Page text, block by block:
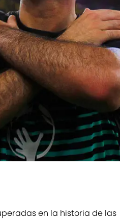
en la historia de las